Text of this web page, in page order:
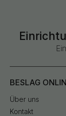
BESLAG
Über uns
Kontakt